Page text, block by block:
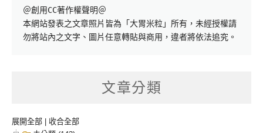
＠創用CC著作權聲明＠
本網站發表之文章照片皆為「大胃米粒」所有，未經授權請
勿將站內之文字、圖片任意轉貼與商用，違者將依法追究。
文章分類
展開全部
收合全部